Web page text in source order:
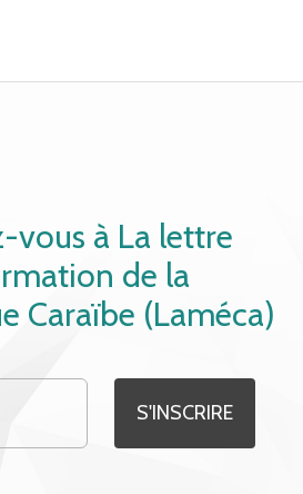
vous à La lettre
de la
Caraïbe (Laméca)